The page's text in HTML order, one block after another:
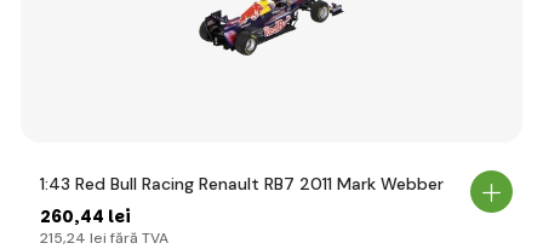
1:43 Red Bull Racing Renault RB7 2011 Mark Webber
260,44 lei
215,24 lei fără TVA